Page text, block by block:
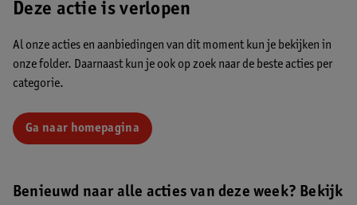
Deze actie is verlopen
Al onze acties en aanbiedingen van dit moment kun je bekijken in
onze folder. Daarnaast kun je ook op zoek naar de beste acties per
categorie.
Ga naar homepagina
Benieuwd naar alle acties van deze week? Bekijk